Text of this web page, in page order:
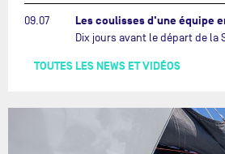
09.07
TOUTES LES NEWS ET VIDÉOS